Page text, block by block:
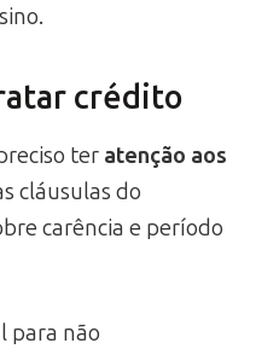
crédito
ter atenção aos
cláusulas do
carência e período
para não